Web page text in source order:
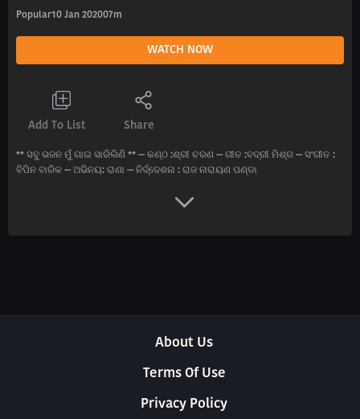
Popular10 Jan 202007m
WATCH NOW
Add To List Share
** ସବୁ ଭଜନ ମୁଁ ଗାଇ ସାରିଲିଣି ** -- କଣ୍ଠ :ଶ୍ରୀ ଚରଣ -- ଗୀତ :ବଦ୍ରୀ ମିଶ୍ର -- ସଂଗୀତ :
ବିପିନ ବାରିକ -- ଅଭିନୟ: ରାଣା -- ନିର୍ଦ୍ଦେଶନା : ରାଜ ନାରାୟଣ ପଣ୍ଡା
About Us
Terms Of Use
Privacy Policy